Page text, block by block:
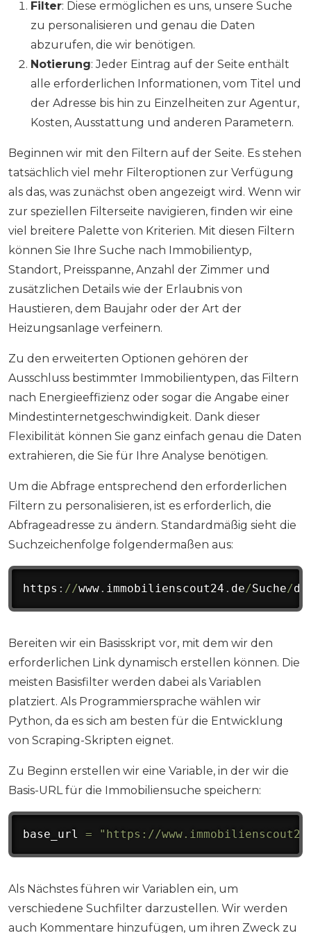
Filter: Diese ermöglichen es uns, unsere Suche
zu personalisieren und genau die Daten
abzurufen, die wir benötigen.
Notierung: Jeder Eintrag auf der Seite enthält
alle erforderlichen Informationen, vom Titel und
der Adresse bis hin zu Einzelheiten zur Agentur,
Kosten, Ausstattung und anderen Parametern.
Beginnen wir mit den Filtern auf der Seite. Es stehen
tatsächlich viel mehr Filteroptionen zur Verfügung
als das, was zunächst oben angezeigt wird. Wenn wir
zur speziellen Filterseite navigieren, finden wir eine
viel breitere Palette von Kriterien. Mit diesen Filtern
können Sie Ihre Suche nach Immobilientyp,
Standort, Preisspanne, Anzahl der Zimmer und
zusätzlichen Details wie der Erlaubnis von
Haustieren, dem Baujahr oder der Art der
Heizungsanlage verfeinern.
Zu den erweiterten Optionen gehören der
Ausschluss bestimmter Immobilientypen, das Filtern
nach Energieeffizienz oder sogar die Angabe einer
Mindestinternetgeschwindigkeit. Dank dieser
Flexibilität können Sie ganz einfach genau die Daten
extrahieren, die Sie für Ihre Analyse benötigen.
Um die Abfrage entsprechend den erforderlichen
Filtern zu personalisieren, ist es erforderlich, die
Abfrageadresse zu ändern. Standardmäßig sieht die
Suchzeichenfolge folgendermaßen aus:
https : //www. immobilienscout24 . de/Suche/de
Bereiten wir ein Basisskript vor, mit dem wir den
erforderlichen Link dynamisch erstellen können. Die
meisten Basisfilter werden dabei als Variablen
platziert. Als Programmiersprache wählen wir
Python, da es sich am besten für die Entwicklung
von Scraping-Skripten eignet.
Zu Beginn erstellen wir eine Variable, in der wir die
Basis-URL für die Immobiliensuche speichern:
base_url = "https://
Als Nächstes führen wir Variablen ein, um
verschiedene Suchfilter darzustellen. Wir werden
auch Kommentare hinzufügen, um ihren Zweck zu